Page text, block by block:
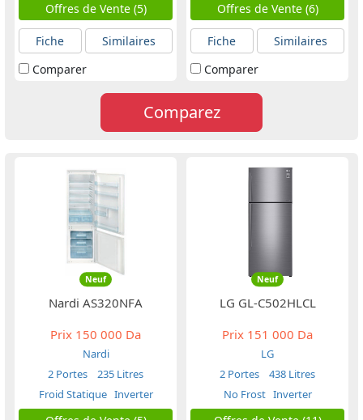
Offres de Vente (5)
Fiche
Similaires
Comparer
Offres de Vente (6)
Fiche
Similaires
Comparer
Comparez
Neuf
Nardi AS320NFA
Prix 150 000 Da
Nardi
2 Portes
235 Litres
Froid Statique Inverter
Neuf
LG GL-C502HLCL
Prix 151 000 Da
LG
2 Portes
438 Litres
No Frost Inverter